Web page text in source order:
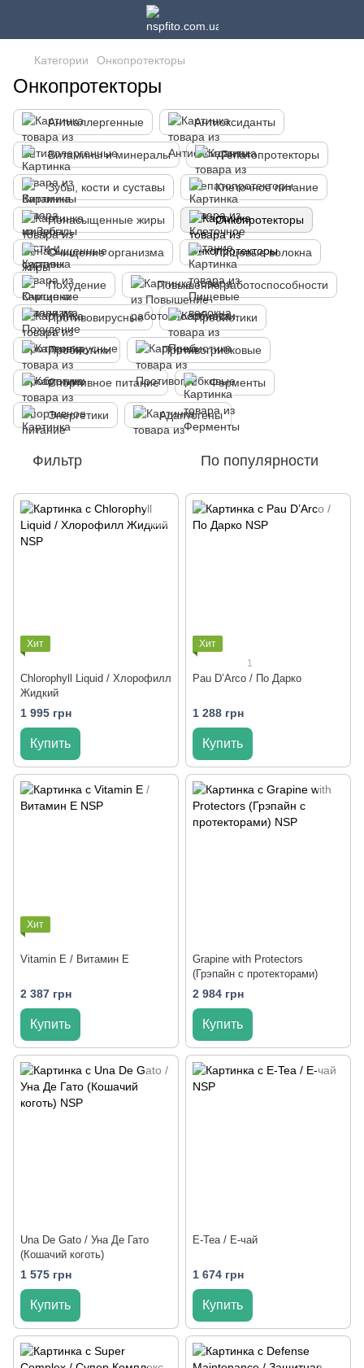
Категории Онкопротекторы
Онкопротекторы
Антиаллергенные Антиоксиданты
Витамины и минералы Гепатопротекторы
Зубы, кости и суставы Клеточное питание
Ненасыщенные жиры Онкопротекторы
Очищение организма Пищевые волокна
Похудение Повышение работоспособности
Противовирусные Пребиотики
Пробиотики Противогрибковые
Спортивное питание Ферменты
Энергетики Адаптогены
Фильтр По популярности
Хит
Chlorophyll Liquid / Хлорофилл
Жидкий
1 995 грн
Купить
Хит
1
Pau D’Arco / По Дарко
1 288 грн
Купить
Хит
Vitamin E / Витамин Е
2 387 грн
Купить
Grapine with Protectors
(Грэпайн с протекторами)
2 984 грн
Купить
Una De Gato / Уна Де Гато
(Кошачий коготь)
1 575 грн
Купить
E-Tea / Е-чай
1 674 грн
Купить